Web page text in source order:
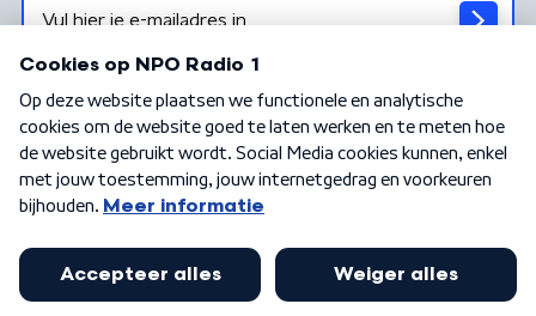
Algemene voorwaarden Privacybeleid